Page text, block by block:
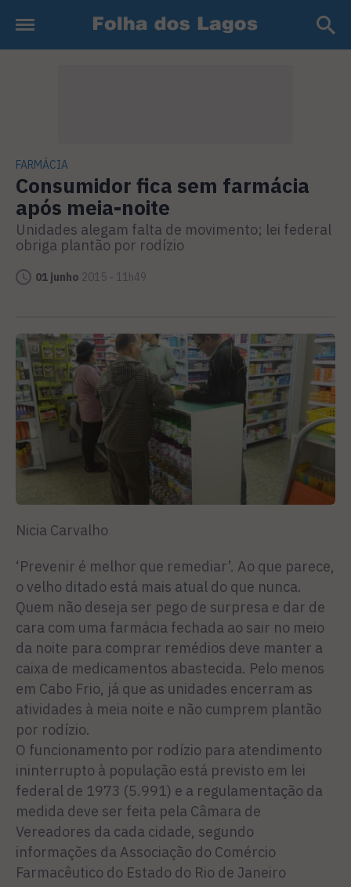
FARMÁCIA
Consumidor fica sem farmácia
após meia-noite
Unidades alegam falta de movimento; lei federal
obriga plantão por rodízio
01 junho 2015 - 11h49
Nicia Carvalho
‘Prevenir é melhor que remediar’. Ao que parece,
o velho ditado está mais atual do que nunca.
Quem não deseja ser pego de surpresa e dar de
cara com uma farmácia fechada ao sair no meio
da noite para comprar remédios deve manter a
caixa de medicamentos abastecida. Pelo menos
em Cabo Frio, já que as unidades encerram as
atividades à meia noite e não cumprem plantão
por rodízio.
O funcionamento por rodízio para atendimento
ininterrupto à população está previsto em lei
federal de 1973 (5.991) e a regulamentação da
medida deve ser feita pela Câmara de
Vereadores da cada cidade, segundo
informações da Associação do Comércio
Farmacêutico do Estado do Rio de Janeiro